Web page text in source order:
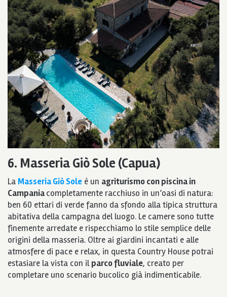
6. Masseria Giò Sole (Capua)
La Masseria Giò Sole è un agriturismo con piscina in
Campaniacompletamente racchiuso in un’oasi di natura:
ben 60 ettari di verde fanno da sfondo alla tipica struttura
abitativa della campagna del luogo. Le camere sono tutte
finemente arredate e rispecchiamo lo stile semplice delle
origini della masseria. Oltre ai giardini incantati e alle
atmosfere di pace e relax, in questa Country House potrai
estasiare la vista con ilparco fluviale, creato per
completare uno scenario bucolico già indimenticabile.